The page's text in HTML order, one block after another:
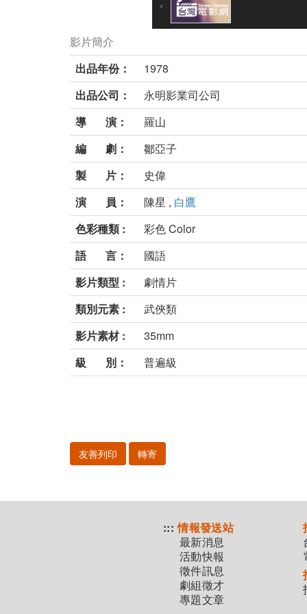
影片簡介
出品年份：
1978
出品公司：
永明影業司公司
導 演：
羅山
編 劇：
鄒亞子
製 片：
史偉
演 員：
陳星 , 白鷹
色彩種類 :
彩色 Color
語 言：
國語
影片類型 :
劇情片
類別元素 :
武俠類
影片素材 :
35mm
級 別：
普遍級
友善列印 轉寄
::: 情報發送站
最新消息
活動快報
徵件訊息
劇組徵才
專題文章